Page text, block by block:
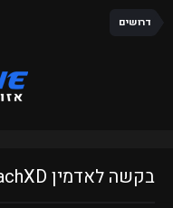
דרושים
בקשה לאדמין statreachXD